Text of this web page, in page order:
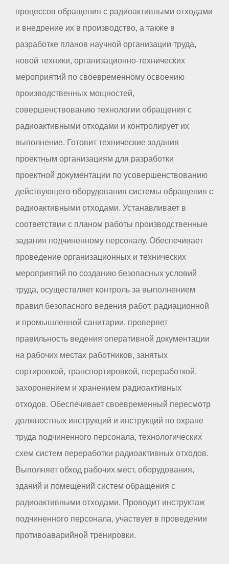
процессов обращения с радиоактивными отходами
и внедрение их в производство, а также в
разработке планов научной организации труда,
новой техники, организационно-технических
мероприятий по своевременному освоению
производственных мощностей,
совершенствованию технологии обращения с
радиоактивными отходами и контролирует их
выполнение. Готовит технические задания
проектным организациям для разработки
проектной документации по усовершенствованию
действующего оборудования системы обращения с
радиоактивными отходами. Устанавливает в
соответствии с планом работы производственные
задания подчиненному персоналу. Обеспечивает
проведение организационных и технических
мероприятий по созданию безопасных условий
труда, осуществляет контроль за выполнением
правил безопасного ведения работ, радиационной
и промышленной санитарии, проверяет
правильность ведения оперативной документации
на рабочих местах работников, занятых
сортировкой, транспортировкой, переработкой,
захоронением и хранением радиоактивных
отходов. Обеспечивает своевременный пересмотр
должностных инструкций и инструкций по охране
труда подчиненного персонала, технологических
схем систем переработки радиоактивных отходов.
Выполняет обход рабочих мест, оборудования,
зданий и помещений систем обращения с
радиоактивными отходами. Проводит инструктаж
подчиненного персонала, участвует в проведении
противоаварийной тренировки.